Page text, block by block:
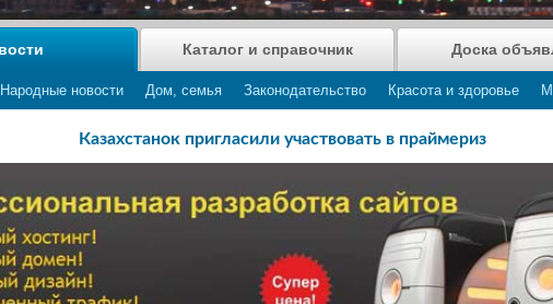
Народные новости Дом, семья Законодательство Красота и здоровье
Каталог и справочник Доска
Казахстанок пригласили участвовать в праймериз